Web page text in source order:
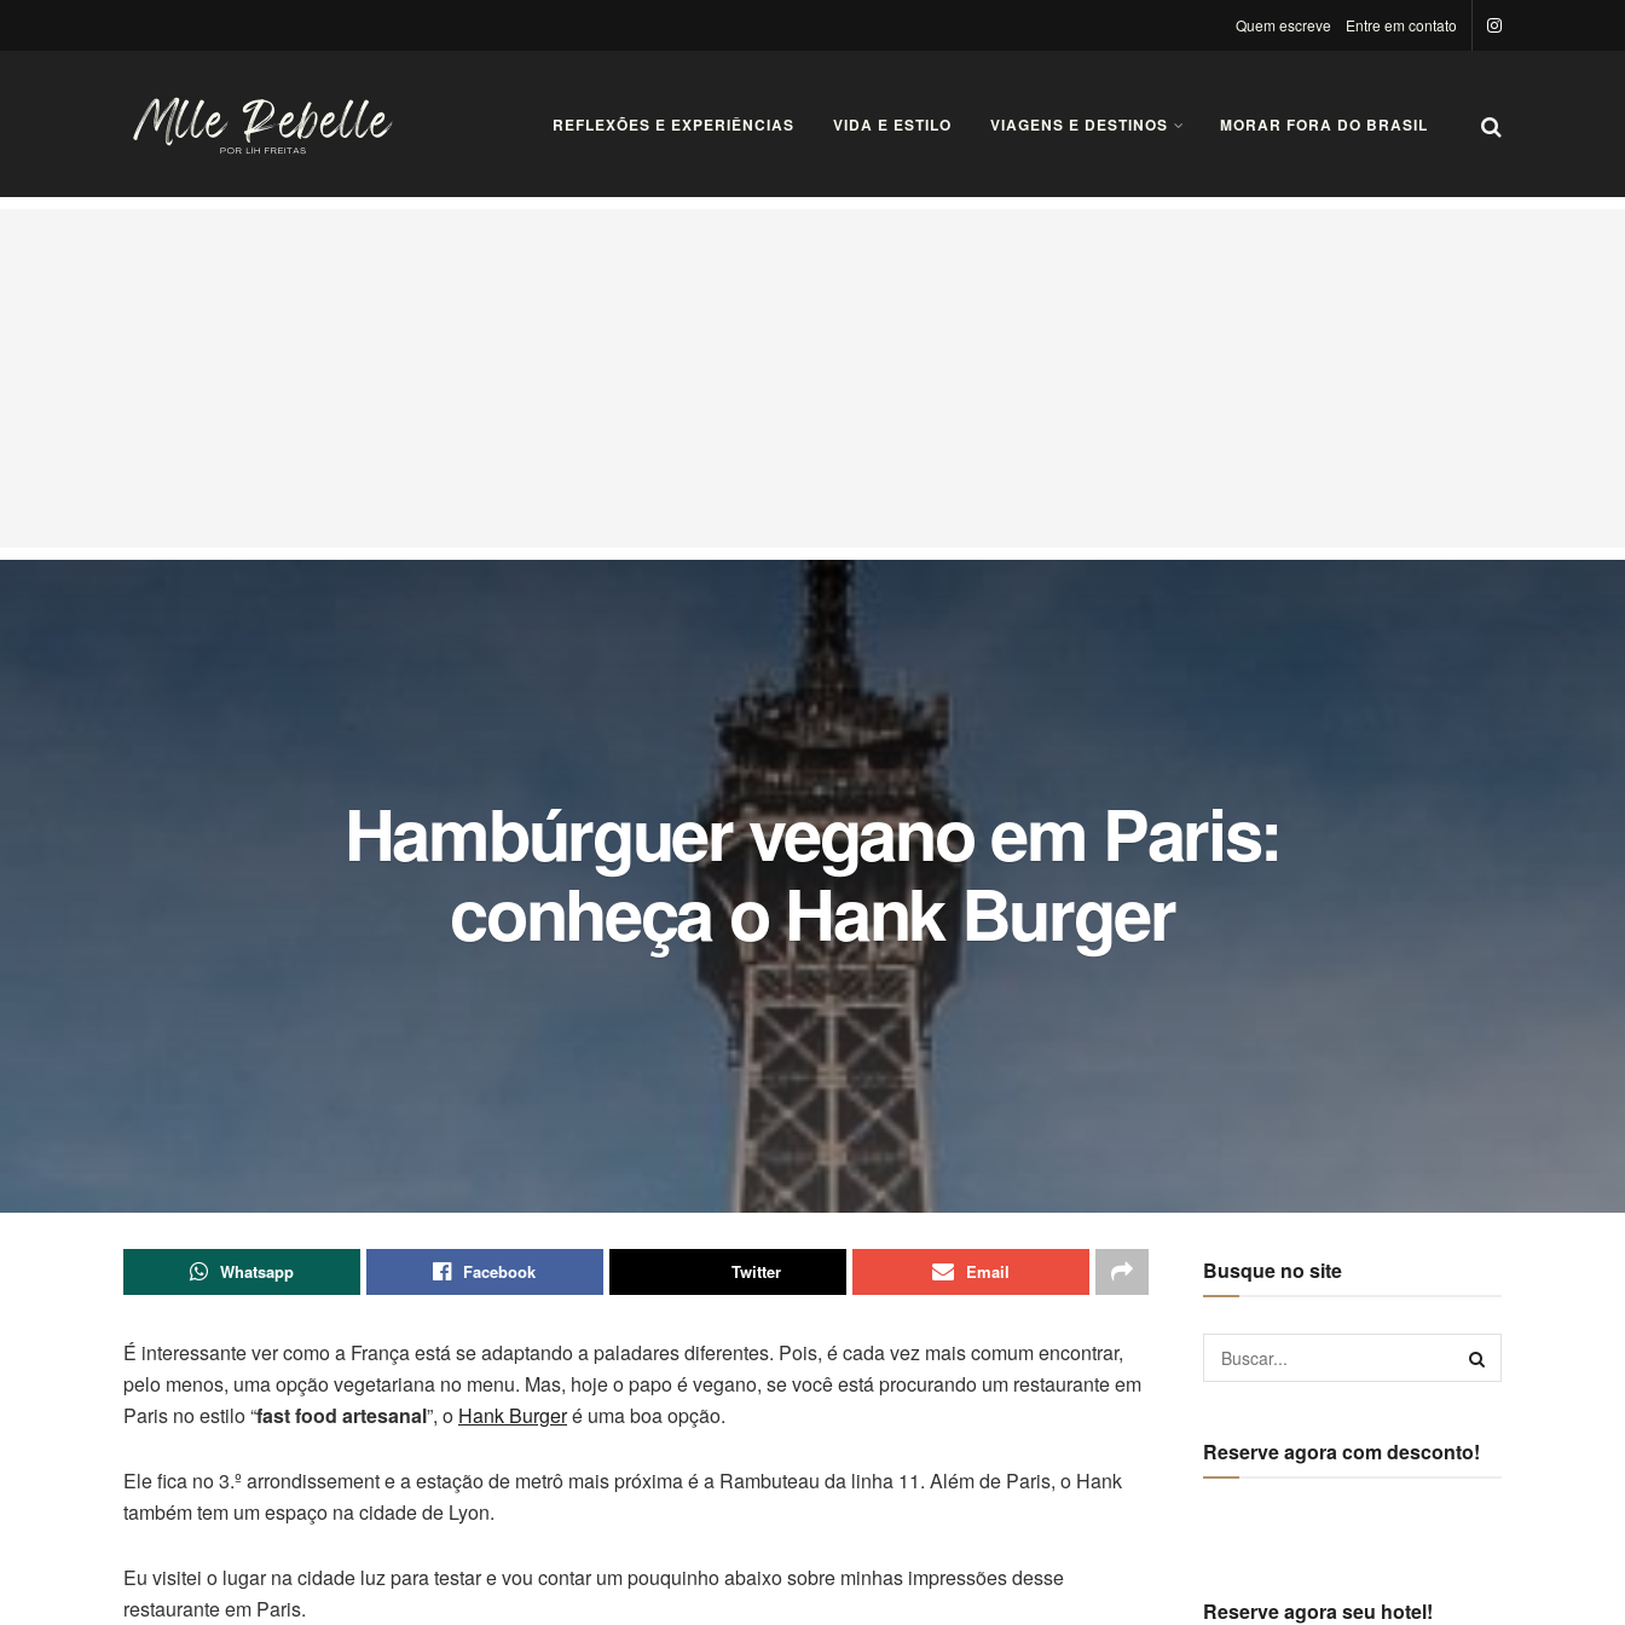
Quem escreve Entre em contato
REFLEXÕES E EXPERIÊNCIAS VIDA E ESTILO VIAGENS E DESTINOS MORAR FORA DO BRASIL
Hambúrguer vegano em Paris:
conheça o Hank Burger
Whatsapp Facebook Twitter Email
É interessante ver como a França está se adaptando a paladares diferentes. Pois, é cada vez mais comum encontrar,
pelo menos, uma opção vegetariana no menu. Mas, hoje o papo é vegano, se você está procurando um restaurante em
Paris no estilo “fast food artesanal”, o Hank Burgeré uma boa opção.
Ele fica no 3.º arrondissement e a estação de metrô mais próxima é a Rambuteau da linha 11. Além de Paris, o Hank
também tem um espaço na cidade de Lyon.
Eu visitei o lugar na cidade luz para testar e vou contar um pouquinho abaixo sobre minhas impressões desse
restaurante em Paris.
Busque no site
Reserve agora com desconto!
Reserve agora seu hotel!